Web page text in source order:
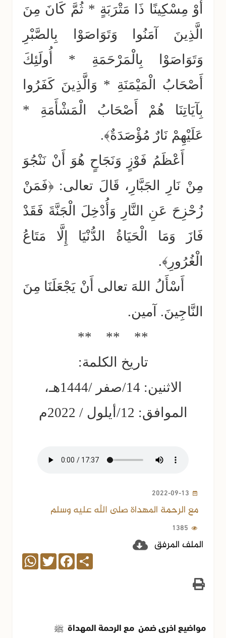
أَوْ مِسْكِينًا ذَا مَتْرَبَةٍ * ثُمَّ كَانَ مِنَ
الَّذِينَ آمَنُوا وَتَوَاصَوْا بِالصَّبْرِ
وَتَوَاصَوْا بِالْمَرْحَمَةِ * أُولَئِكَ
أَصْحَابُ الْمَيْمَنَةِ * وَالَّذِينَ كَفَرُوا
بِآيَاتِنَا هُمْ أَصْحَابُ الْمَشْأَمَةِ *
عَلَيْهِمْ نَارٌ مُؤْصَدَةٌ﴾.
أَعْظَمُ فَوْزٍ وَنَجَاحٍ هُوَ أَنْ نَنْجُوَ
مِنْ نَارِ الجَبَّارِ، قَالَ تعالى: ﴿فَمَنْ
زُحْزِحَ عَنِ النَّارِ وَأُدْخِلَ الْجَنَّةَ فَقَدْ
فَازَ وَمَا الْحَيَاةُ الدُّنْيَا إِلَّا مَتَاعُ
الْغُرُورِ﴾.
أَسْأَلُ اللهَ تعالى أَنْ يَجْعَلَنَا مِنَ
النَّاجِينَ. آمين.
** ** **
تاريخ الكلمة:
الاثنين: 14/صفر /1444هـ،
الموافق: 12/أيلول / 2022م
2022-09-13
مع الرحمة المهداة صلى الله عليه وسلم
1385
الملف المرفق
Share
Facebook
Twitter
WhatsApp
مواضيع اخرى ضمن مع الرحمة المهداة ﷺ